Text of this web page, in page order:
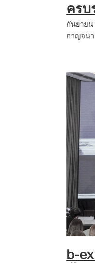
ครบ
กันยายน
กาญจนา
b-